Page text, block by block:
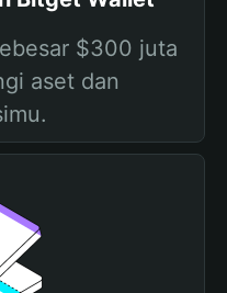
$300 juta
aset dan